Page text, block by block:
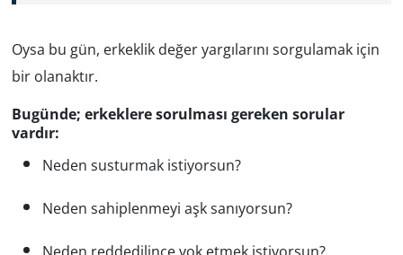
Oysa bu gün, erkeklik değer yargılarını sorgulamak için
bir olanaktır.
Bugünde; erkeklere sorulması gereken sorular
vardır:
Neden susturmak istiyorsun?
Neden sahiplenmeyi aşk sanıyorsun?
Neden reddedilince yok etmek istiyorsun?